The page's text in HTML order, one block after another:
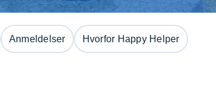
Anmeldelser Hvorfor Happy Helper